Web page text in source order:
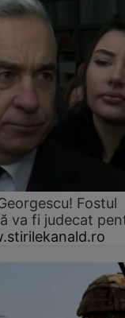
Fostul
va fi judecat